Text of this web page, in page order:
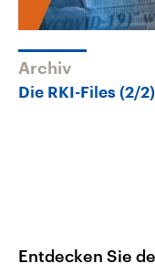
Archiv
Die RKI-Files (2/2)
Entdecken Sie